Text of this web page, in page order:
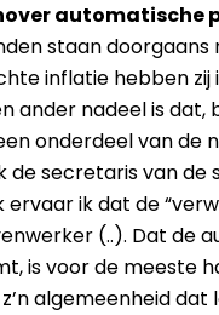
automatische
staan
inflatie hebben zij
ander nadeel is
onderdeel van
de secretaris van
ervaar ik dat de
(..). Dat de
is voor de meeste
algemeenheid